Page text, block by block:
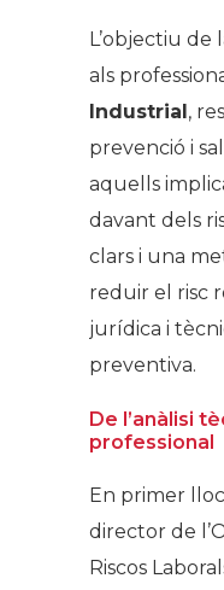
L’objectiu de
als
Industrial,
prevenció i
aquells
davant dels
clars i una
reduir el risc
jurídica i
preventiva.
De l’anàlisi
professional
En primer
director de
Riscos